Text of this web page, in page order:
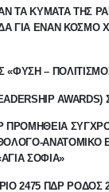
ΤΑ ΚΥΜΑΤΑ ΤΗΣ
ΓΙΑ ΕΝΑΝ ΚΟΣΜΟ
–
ΠΡΟΜΗΘΕΙΑ
ΑΝΑΤΟΜΙΚΟ
ΣΟΦΙΑ»
2475 ΠΔΡ ΡΟΔΟΣ